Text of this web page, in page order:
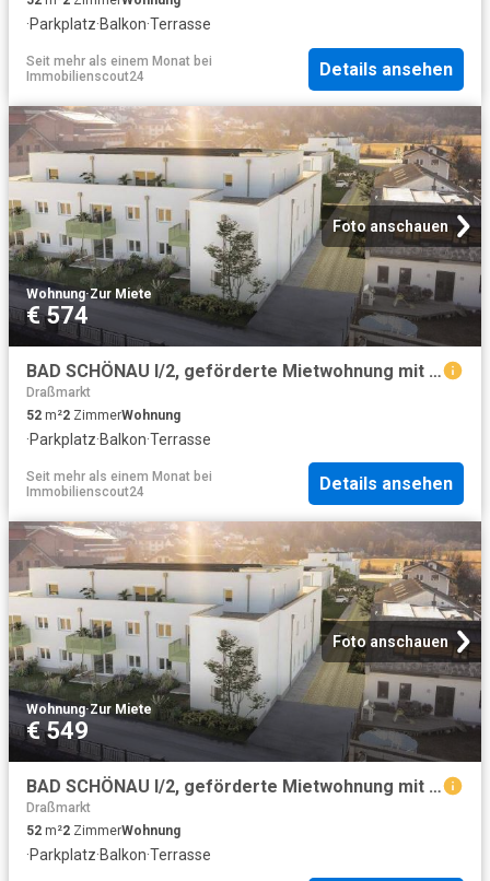
·Parkplatz·Balkon·Terrasse
Seit mehr als einem Monat bei
Immobilienscout24
Details ansehen
Foto anschauen
Wohnung·Zur Miete
€ 574
BAD SCHÖNAU I/2, geförderte Mietwohnung mit Kaufoption, Wohnung 5, 1100/00035582/00001205
Draßmarkt
52 m²2 ZimmerWohnung
·Parkplatz·Balkon·Terrasse
Seit mehr als einem Monat bei
Immobilienscout24
Details ansehen
Foto anschauen
Wohnung·Zur Miete
€ 549
BAD SCHÖNAU I/2, geförderte Mietwohnung mit Kaufoption, Wohnung 8, 1100/00035582/00001208
Draßmarkt
52 m²2 ZimmerWohnung
·Parkplatz·Balkon·Terrasse